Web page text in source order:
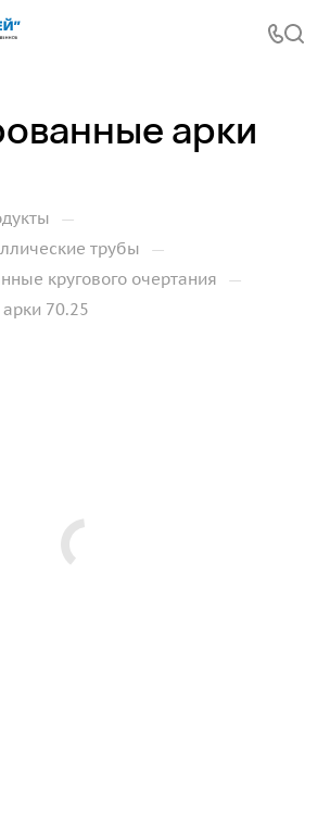
арки
—
трубы —
кругового очертания —
70.25